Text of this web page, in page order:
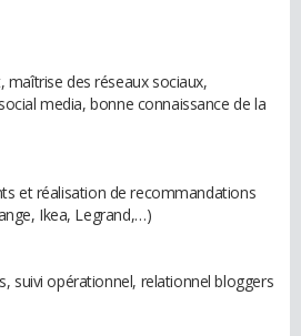
des réseaux sociaux,
media, bonne connaissance de la
et réalisation de recommandations
Ikea, Legrand,…)
suivi opérationnel, relationnel bloggers